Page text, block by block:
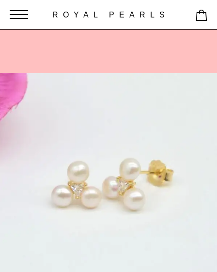
ROYAL PEARLS